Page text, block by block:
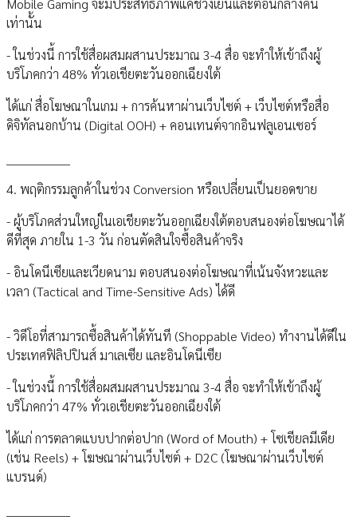
เท่านั้น
- ในช่วงนี้ การใช้สื่อผสมผสานประมาณ 3-4 สื่อ จะทำให้เข้าถึงผู้
บริโภคกว่า 48% ทั่วเอเชียตะวันออกเฉียงใต้
ได้แก่ สื่อโฆษณาในเกม + การค้นหาผ่านเว็บไซต์ + เว็บไซต์หรือสื่อ
ดิจิทัลนอกบ้าน (Digital OOH) + คอนเทนต์จากอินฟลูเอนเซอร์
4. พฤติกรรมลูกค้าในช่วง Conversion หรือเปลี่ยนเป็นยอดขาย
- ผู้บริโภคส่วนใหญ่ในเอเชียตะวันออกเฉียงใต้ตอบสนองต่อโฆษณาได้
ดีที่สุด ภายใน 1-3 วัน ก่อนตัดสินใจซื้อสินค้าจริง
- อินโดนีเซียและเวียดนาม ตอบสนองต่อโฆษณาที่เน้นจังหวะและ
เวลา (Tactical and Time-Sensitive Ads) ได้ดี
- วิดีโอที่สามารถซื้อสินค้าได้ทันที (Shoppable Video) ทำงานได้ดีใน
ประเทศฟิลิปปินส์ มาเลเซีย และอินโดนีเซีย
- ในช่วงนี้ การใช้สื่อผสมผสานประมาณ 3-4 สื่อ จะทำให้เข้าถึงผู้
บริโภคกว่า 47% ทั่วเอเชียตะวันออกเฉียงใต้
ได้แก่ การตลาดแบบปากต่อปาก (Word of Mouth) + โซเชียลมีเดีย
(เช่น Reels) + โฆษณาผ่านเว็บไซต์ + D2C (โฆษณาผ่านเว็บไซต์
แบรนด์)